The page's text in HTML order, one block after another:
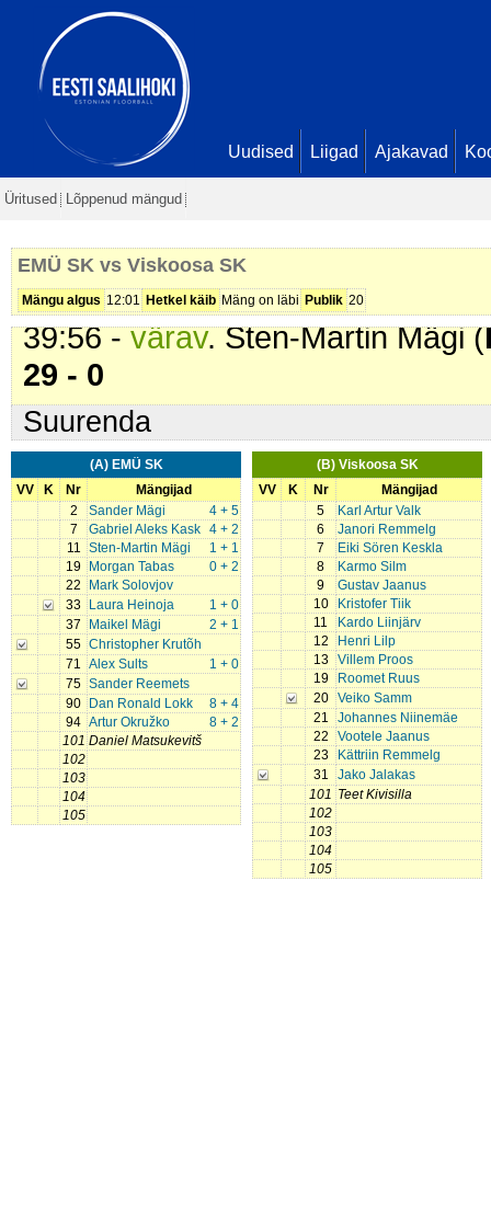
Uudised Liigad Ajakavad
Üritused Lõppenud mängud
EMÜ SK vs Viskoosa SK
Mängu algus 12:01 Hetkel käib Mäng on läbi Publik 20
37:17 -
värav
38:06 -värav
Seis25 - 0
38:23 - värav
. Gabriel Aleks
Seis26 - 0
Seis27 - 0
39:42 -värav. Dan Ronald Lokk (
39:56 -värav. Sten-Martin Mägi (
29 - 0
Suurenda
(A) EMÜ SK
VV
K Nr
Mängijad
2
4 + 5
Sander Mägi
7
4 + 2
Gabriel Aleks Kask
11
1 + 1
Sten-Martin Mägi
19
0 + 2
Morgan Tabas
22
Mark Solovjov
33
1 + 0
Laura Heinoja
37
2 + 1
Maikel Mägi
55 Christopher Krutõh
71
1 + 0
Alex Sults
75 Sander Reemets
90
8 + 4
Dan Ronald Lokk
94
8 + 2
Artur Okružko
101 Daniel Matsukevitš
102
103
104
105
(B) Viskoosa SK
VV
K Nr
Mängijad
5
Karl Artur Valk
6
Janori Remmelg
7
Eiki Sören Keskla
8
Karmo Silm
9
Gustav Jaanus
10
Kristofer Tiik
11
Kardo Liinjärv
12
Henri Lilp
13
Villem Proos
19
Roomet Ruus
20
Veiko Samm
21
Johannes Niinemäe
22
Vootele Jaanus
23
Kättriin Remmelg
31
Jako Jalakas
101 Teet Kivisilla
102
103
104
105